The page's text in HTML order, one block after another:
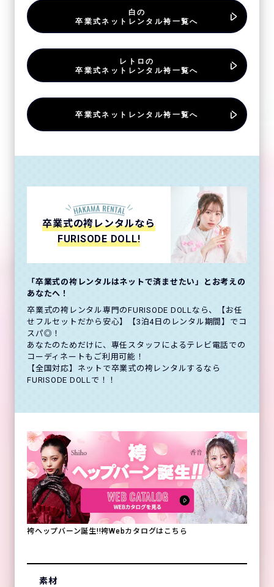
白の
卒業式ネットレンタル袴一覧へ
レトロの
卒業式ネットレンタル袴一覧へ
卒業式ネットレンタル袴一覧へ
卒業式の袴レンタルなら
FURISODE DOLL!
「卒業式の袴レンタルはネットで済ませたい」とお考えの
あなたへ！
卒業式の袴レンタル専門のFURISODE DOLLなら、【お任
せフルセットだから安心】【3泊4日のレンタル期間】でコ
スパ◎！
あなたのためだけに、専任スタッフによるテレビ電話での
コーディネートもご利用可能！
【全国対応】ネットで卒業式の袴レンタルするなら
FURISODE DOLLで！！
袴ヘップバーン誕生!!袴Webカタログはこちら
素材